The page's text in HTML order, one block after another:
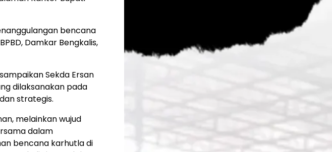
bencana
Damkar Bengkalis,
Sekda Ersan
dilaksanakan pada
strategis.
melainkan wujud
dalam
bencana karhutla di